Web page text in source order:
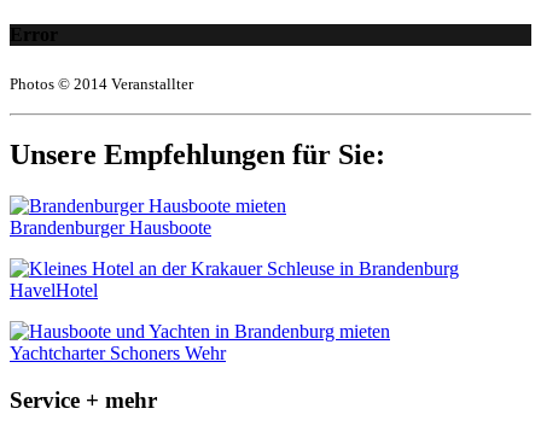
Error
Photos © 2014 Veranstallter
Unsere Empfehlungen für Sie:
Brandenburger Hausboote
HavelHotel
Yachtcharter Schoners Wehr
Service + mehr